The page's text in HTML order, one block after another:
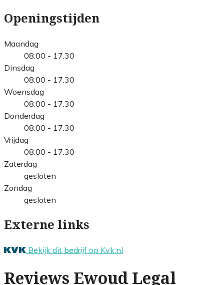
Openingstijden
Maandag
08.00 - 17.30
Dinsdag
08.00 - 17.30
Woensdag
08.00 - 17.30
Donderdag
08.00 - 17.30
Vrijdag
08.00 - 17.30
Zaterdag
gesloten
Zondag
gesloten
Externe links
Bekijk dit bedrijf op Kvk.nl
Reviews Ewoud Legal